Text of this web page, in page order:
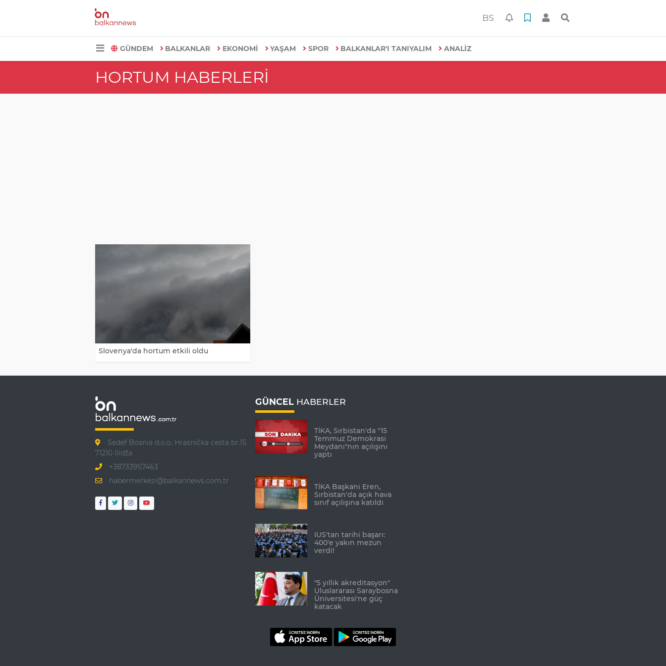
BS
GÜNDEM BALKANLAR EKONOMİ YAŞAM SPOR BALKANLAR'I TANIYALIM ANALİZ
HORTUM HABERLERI
Slovenya'da hortum etkili oldu
Sedef Bosnia d.o.o. Hrasnička cesta br.15
71210 Ilidža
+38733957463
habermerkezi@balkannews.com.tr
GÜNCEL HABERLER
TİKA, Sırbistan'da "15
Temmuz Demokrasi
Meydanı"nın açılışını
yaptı
TİKA Başkanı Eren,
Sırbistan'da açık hava
sınıf açılışına katıldı
IUS'tan tarihi başarı:
400'e yakın mezun
verdi!
"5 yıllık akreditasyon"
Uluslararası Saraybosna
Üniversitesi'ne güç
katacak